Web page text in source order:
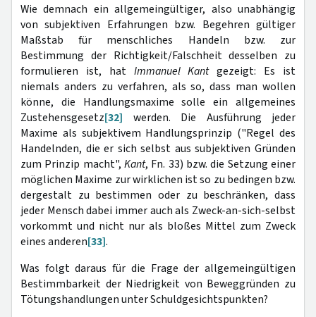
Wie demnach ein allgemeingültiger, also unabhängig
von subjektiven Erfahrungen bzw. Begehren gültiger
Maßstab für menschliches Handeln bzw. zur
Bestimmung der Richtigkeit/Falschheit desselben zu
formulieren ist, hat Immanuel Kantgezeigt: Es ist
niemals anders zu verfahren, als so, dass man wollen
könne, die Handlungsmaxime solle ein allgemeines
Zustehensgesetz[32] werden. Die Ausführung jeder
Maxime als subjektivem Handlungsprinzip ("Regel des
Handelnden, die er sich selbst aus subjektiven Gründen
zum Prinzip macht", Kant, Fn. 33) bzw. die Setzung einer
möglichen Maxime zur wirklichen ist so zu bedingen bzw.
dergestalt zu bestimmen oder zu beschränken, dass
jeder Mensch dabei immer auch als Zweck-an-sich-selbst
vorkommt und nicht nur als bloßes Mittel zum Zweck
eines anderen[33].
Was folgt daraus für die Frage der allgemeingültigen
Bestimmbarkeit der Niedrigkeit von Beweggründen zu
Tötungshandlungen unter Schuldgesichtspunkten?